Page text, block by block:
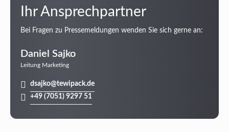
Ihr Ansprechpartner
Bei Fragen zu Pressemeldungen wenden Sie sich gerne an:
Daniel Sajko
Leitung Marketing
dsajko@tewipack.de
+49 (7051) 9297 51